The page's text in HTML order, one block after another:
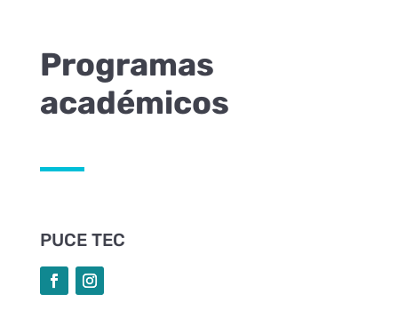
Programas
académicos
PUCE TEC